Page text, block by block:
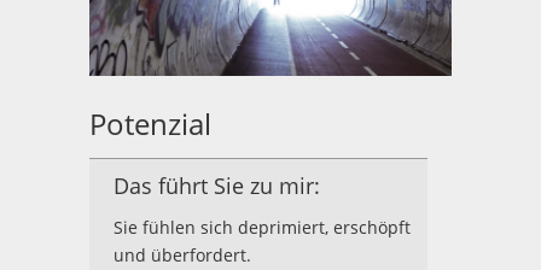
Potenzial
Das führt Sie zu mir:
Sie fühlen sich deprimiert, erschöpft
und überfordert.